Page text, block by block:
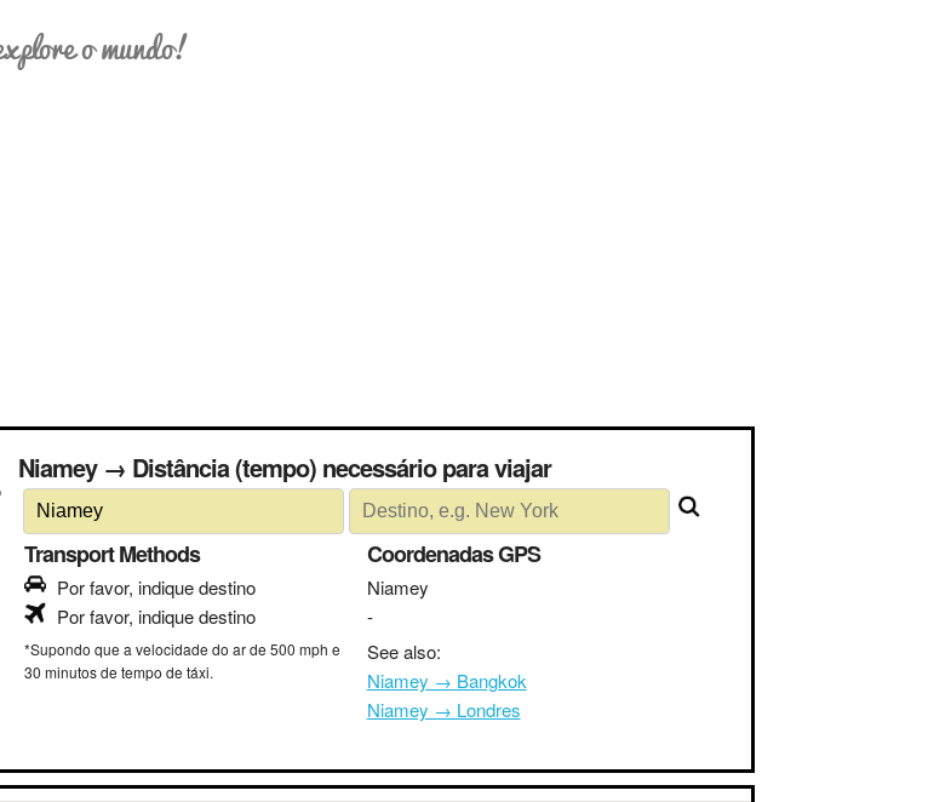
o mundo!
Niamey → Distância (tempo) necessário para viajar
Transport Methods
Por favor, indique destino
Por favor, indique destino
*Supondo que a velocidade do ar de 500 mph e
30 minutos de tempo de táxi.
Coordenadas GPS
Niamey
-
See also:
Niamey → Bangkok
Niamey → Londres